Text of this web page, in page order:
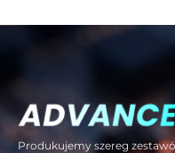
Produkujemy szereg